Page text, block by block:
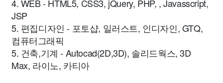
4. WEB - HTML5, CSS3, jQuery, PHP, , Javasscript,
JSP
5. 편집디자인 - 포토샵, 일러스트, 인디자인, GTQ,
컴퓨터그래픽
5. 건축,기계 - Autocad(2D,3D), 솔리드웍스, 3D
Max, 라이노, 카티아